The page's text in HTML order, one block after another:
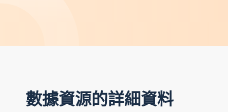
數據資源的詳細資料